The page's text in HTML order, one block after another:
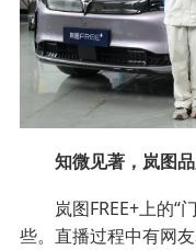
知微见著，岚图品
岚图FREE+上的“
些。直播过程中有网